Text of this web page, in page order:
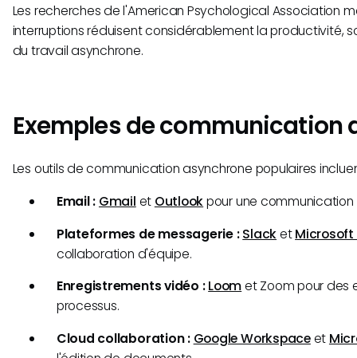
Les recherches de l'American Psychological Association
interruptions réduisent considérablement la productivité,
du travail asynchrone.
Exemples de communication
Les outils de communication asynchrone populaires
Email : Gmail et Outlookpour une communication
Plateformes de messagerie :SlacketMicrosoft
collaboration d'équipe.
Enregistrements vidéo : Loomet Zoom pour des
processus.
Cloud collaboration : Google Workspaceet